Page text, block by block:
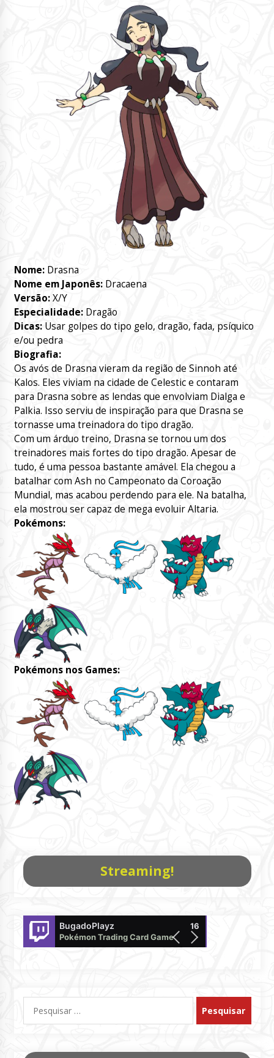
Nome:Drasna
Nome em Japonês:Dracaena
Versão:X/Y
Especialidade:Dragão
Dicas:Usar golpes do tipo gelo, dragão, fada, psíquico
e/ou pedra
Biografia:
Os avós de Drasna vieram da região de Sinnoh até
Kalos. Eles viviam na cidade de Celestic e contaram
para Drasna sobre as lendas que envolviam Dialga e
Palkia. Isso serviu de inspiração para que Drasna se
tornasse uma treinadora do tipo dragão.
Com um árduo treino, Drasna se tornou um dos
treinadores mais fortes do tipo dragão. Apesar de
tudo, é uma pessoa bastante amável. Ela chegou a
batalhar com Ash no Campeonato da Coroação
Mundial, mas acabou perdendo para ele. Na batalha,
ela mostrou ser capaz de mega evoluir Altaria.
Pokémons:
Pokémons nos Games:
Streaming!
BugadoPlayz
Pokémon Trading Card Game
16
por: